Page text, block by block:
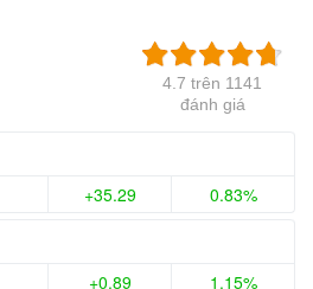
4.7 trên 1141
đánh giá
+35.29
0.83%
+0.89
1.15%